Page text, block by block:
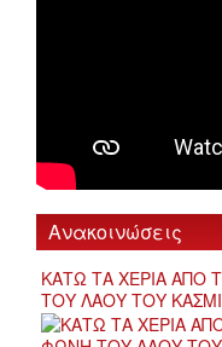
Ανακοινώσεις
ΚΑΤΩ ΤΑ ΧΕΡΙΑ ΑΠΟ
ΤΟΥ ΛΑΟΥ ΤΟΥ